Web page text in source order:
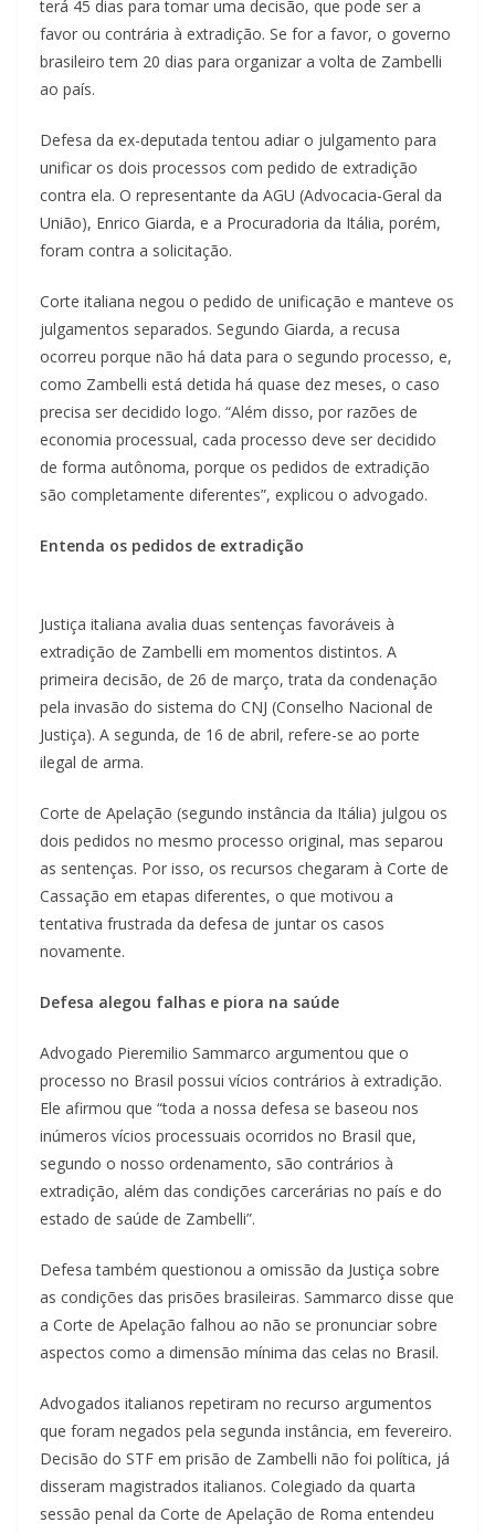
terá 45 dias para tomar uma decisão, que pode ser a
favor ou contrária à extradição. Se for a favor, o governo
brasileiro tem 20 dias para organizar a volta de Zambelli
ao país.
Defesa da ex-deputada tentou adiar o julgamento para
unificar os dois processos com pedido de extradição
contra ela. O representante da AGU (Advocacia-Geral da
União), Enrico Giarda, e a Procuradoria da Itália, porém,
foram contra a solicitação.
Corte italiana negou o pedido de unificação e manteve os
julgamentos separados. Segundo Giarda, a recusa
ocorreu porque não há data para o segundo processo, e,
como Zambelli está detida há quase dez meses, o caso
precisa ser decidido logo. “Além disso, por razões de
economia processual, cada processo deve ser decidido
de forma autônoma, porque os pedidos de extradição
são completamente diferentes”, explicou o advogado.
Entenda os pedidos de extradição
Justiça italiana avalia duas sentenças favoráveis à
extradição de Zambelli em momentos distintos. A
primeira decisão, de 26 de março, trata da condenação
pela invasão do sistema do CNJ (Conselho Nacional de
Justiça). A segunda, de 16 de abril, refere-se ao porte
ilegal de arma.
Corte de Apelação (segundo instância da Itália) julgou os
dois pedidos no mesmo processo original, mas separou
as sentenças. Por isso, os recursos chegaram à Corte de
Cassação em etapas diferentes, o que motivou a
tentativa frustrada da defesa de juntar os casos
novamente.
Defesa alegou falhas e piora na saúde
Advogado Pieremilio Sammarco argumentou que o
processo no Brasil possui vícios contrários à extradição.
Ele afirmou que “toda a nossa defesa se baseou nos
inúmeros vícios processuais ocorridos no Brasil que,
segundo o nosso ordenamento, são contrários à
extradição, além das condições carcerárias no país e do
estado de saúde de Zambelli”.
Defesa também questionou a omissão da Justiça sobre
as condições das prisões brasileiras. Sammarco disse que
a Corte de Apelação falhou ao não se pronunciar sobre
aspectos como a dimensão mínima das celas no Brasil.
Advogados italianos repetiram no recurso argumentos
que foram negados pela segunda instância, em fevereiro.
Decisão do STF em prisão de Zambelli não foi política, já
disseram magistrados italianos. Colegiado da quarta
sessão penal da Corte de Apelação de Roma entendeu